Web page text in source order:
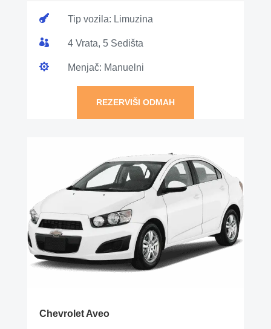
 Tip vozila: Limuzina
 4 Vrata, 5 Sedišta
 Menjač: Manuelni
REZERVIŠI ODMAH
Chevrolet Aveo